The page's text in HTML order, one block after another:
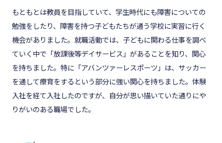
もともとは教員を目指していて、学生時代にも障害についての
勉強をしたり、障害を持つ子どもたちが通う学校に実習に行く
機会がありました。就職活動では、子どもに関わる仕事を調べ
ていく中で「放課後等デイサービス」があることを知り、関心
を持ちました。特に「アバンツァーレスポーツ」は、サッカー
を通して療育をするという部分に強い関心を持ちました。体験
入社を経て入社したのですが、自分が思い描いていた通りにや
りがいのある職場でした。